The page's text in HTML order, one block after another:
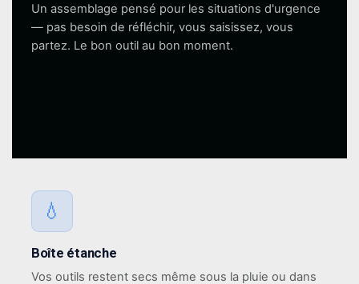
Un assemblage pensé pour les situations d'urgence
— pas besoin de réfléchir, vous saisissez, vous
partez. Le bon outil au bon moment.
💧
Boîte étanche
Vos outils restent secs même sous la pluie ou dans